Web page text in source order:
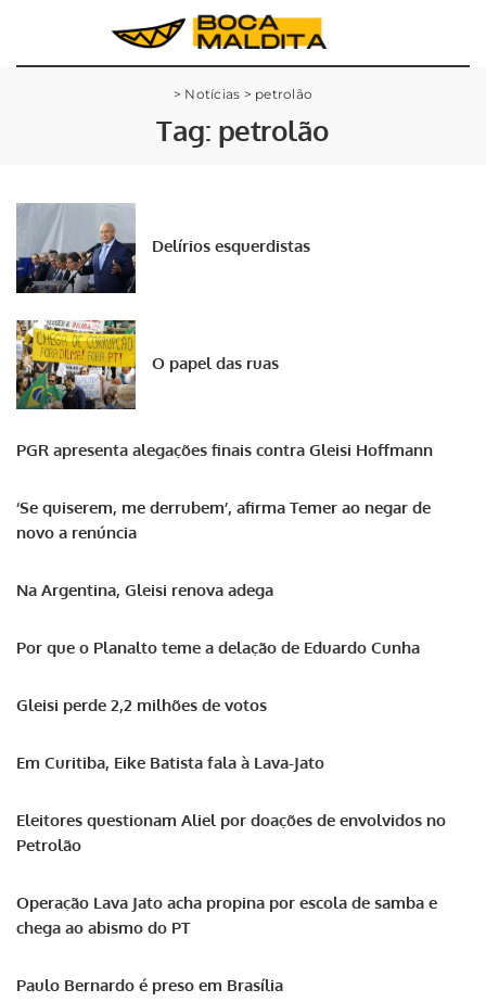
> Notícias > petrolão
Tag: petrolão
Delírios esquerdistas
O papel das ruas
PGR apresenta alegações finais contra Gleisi Hoffmann
‘Se quiserem, me derrubem’, afirma Temer ao negar de
novo a renúncia
Na Argentina, Gleisi renova adega
Por que o Planalto teme a delação de Eduardo Cunha
Gleisi perde 2,2 milhões de votos
Em Curitiba, Eike Batista fala à Lava-Jato
Eleitores questionam Aliel por doações de envolvidos no
Petrolão
Operação Lava Jato acha propina por escola de samba e
chega ao abismo do PT
Paulo Bernardo é preso em Brasília